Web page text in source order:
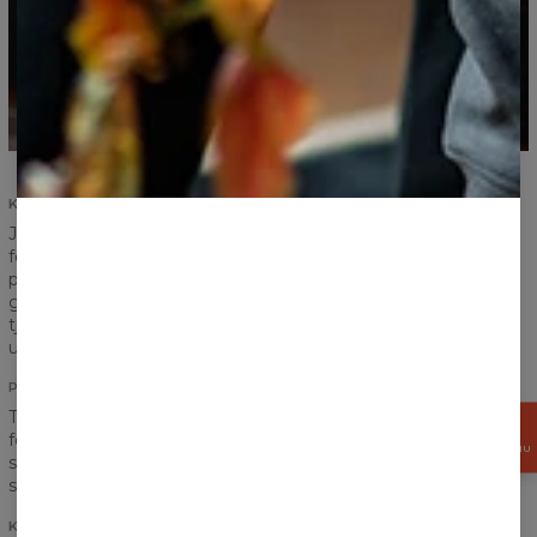
KOMFORT OG HOLDBARHED
Jeres tilfredshed og komfort er det vigtigste. Vi har
forstærket søm på spænderne og ærmerne, vi sørger for en
perfekt syning og leverer jer et produkt i højeste kvalitet. Vi
går fortsat ud fra den antagelse, at et produkt skal kunne
tjene os i mange år, og det er sådan et produkt, vi har
udarbejdet.
PÅTRYK
Tror I, at lommen uden tvivl ødelægger placeringen af jeres
foretrukne grafik? Overhovedet ikke! Påtrykket går ideelt
sammen, både hvor torsoen forbindes med ærmerne, og på
selve lommen.
KVALITETEN AF TRYKKET
RABAT NU